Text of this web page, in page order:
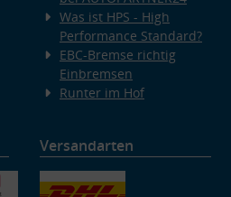
Was ist HPS - High
Performance Standard?
EBC-Bremse richtig
Einbremsen
Runter im Hof
Versandarten